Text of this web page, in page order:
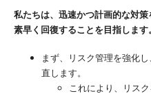
私たちは、迅速かつ計画的な対
素早く回復することを目指します。
まず、リスク管理を強化
直します。
これにより、リス